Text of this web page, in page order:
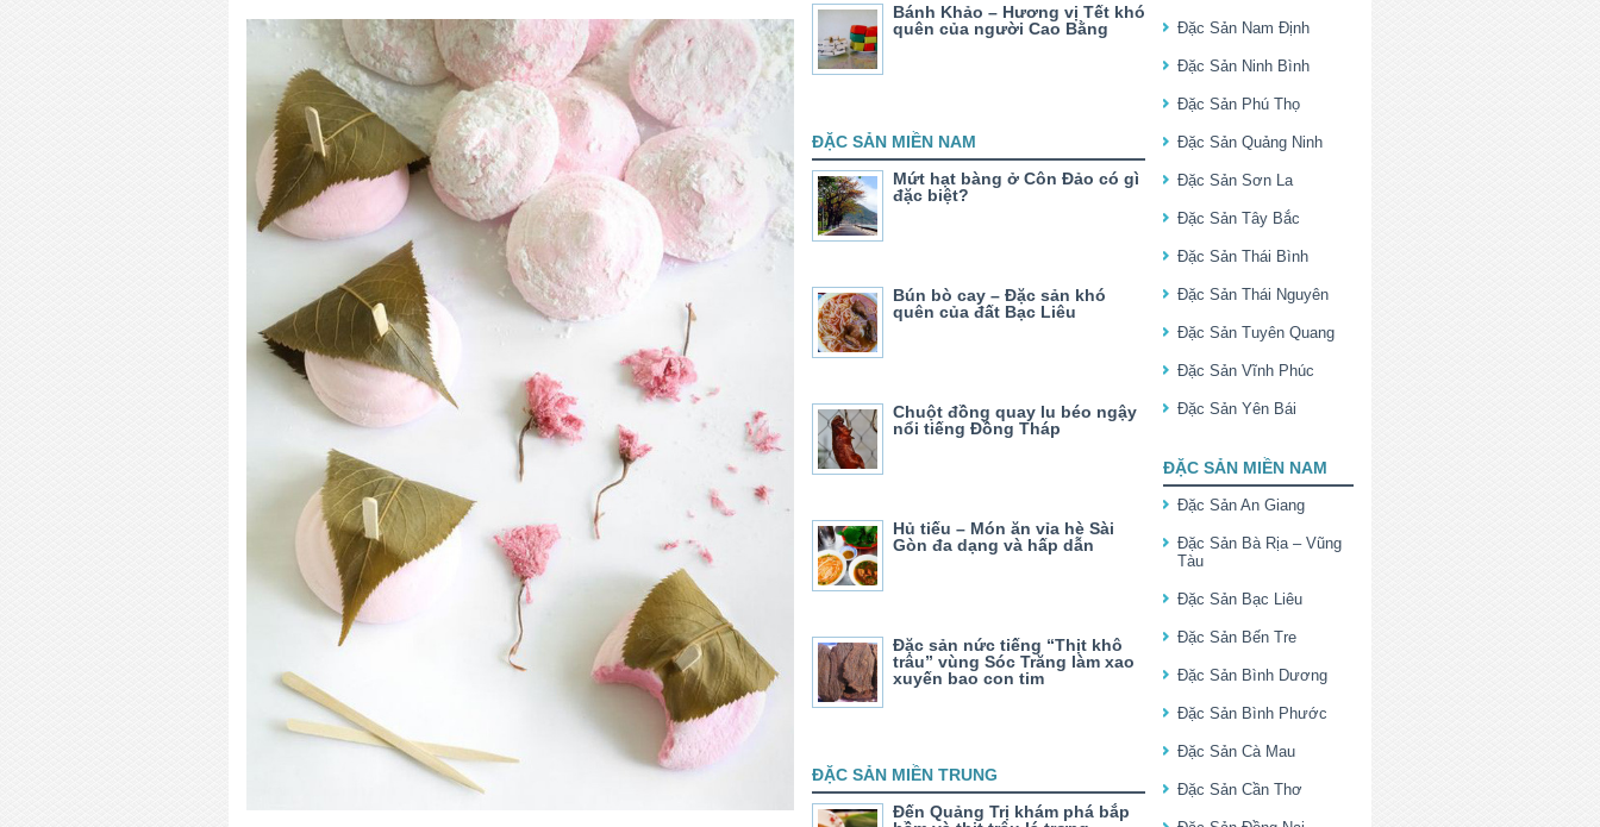
Bánh Khảo – Hương vị Tết khó
quên của người Cao Bằng
ĐẶC SẢN MIỀN NAM
Mứt hạt bàng ở Côn Đảo có gì
đặc biệt?
Bún bò cay – Đặc sản khó
quên của đất Bạc Liêu
Chuột đồng quay lu béo ngậy
nổi tiếng Đồng Tháp
Hủ tiếu – Món ăn vỉa hè Sài
Gòn đa dạng và hấp dẫn
Đặc sản nức tiếng “Thịt khô
trâu” vùng Sóc Trăng làm xao
xuyến bao con tim
ĐẶC SẢN MIỀN TRUNG
Đến Quảng Trị khám phá bắp
Đặc Sản Nam Định
Đặc Sản Ninh Bình
Đặc Sản Phú Thọ
Đặc Sản Quảng Ninh
Đặc Sản Sơn La
Đặc Sản Tây Bắc
Đặc Sản Thái Bình
Đặc Sản Thái Nguyên
Đặc Sản Tuyên Quang
Đặc Sản Vĩnh Phúc
Đặc Sản Yên Bái
ĐẶC SẢN MIỀN NAM
Đặc Sản An Giang
Đặc Sản Bà Rịa – Vũng
Tàu
Đặc Sản Bạc Liêu
Đặc Sản Bến Tre
Đặc Sản Bình Dương
Đặc Sản Bình Phước
Đặc Sản Cà Mau
Đặc Sản Cần Thơ